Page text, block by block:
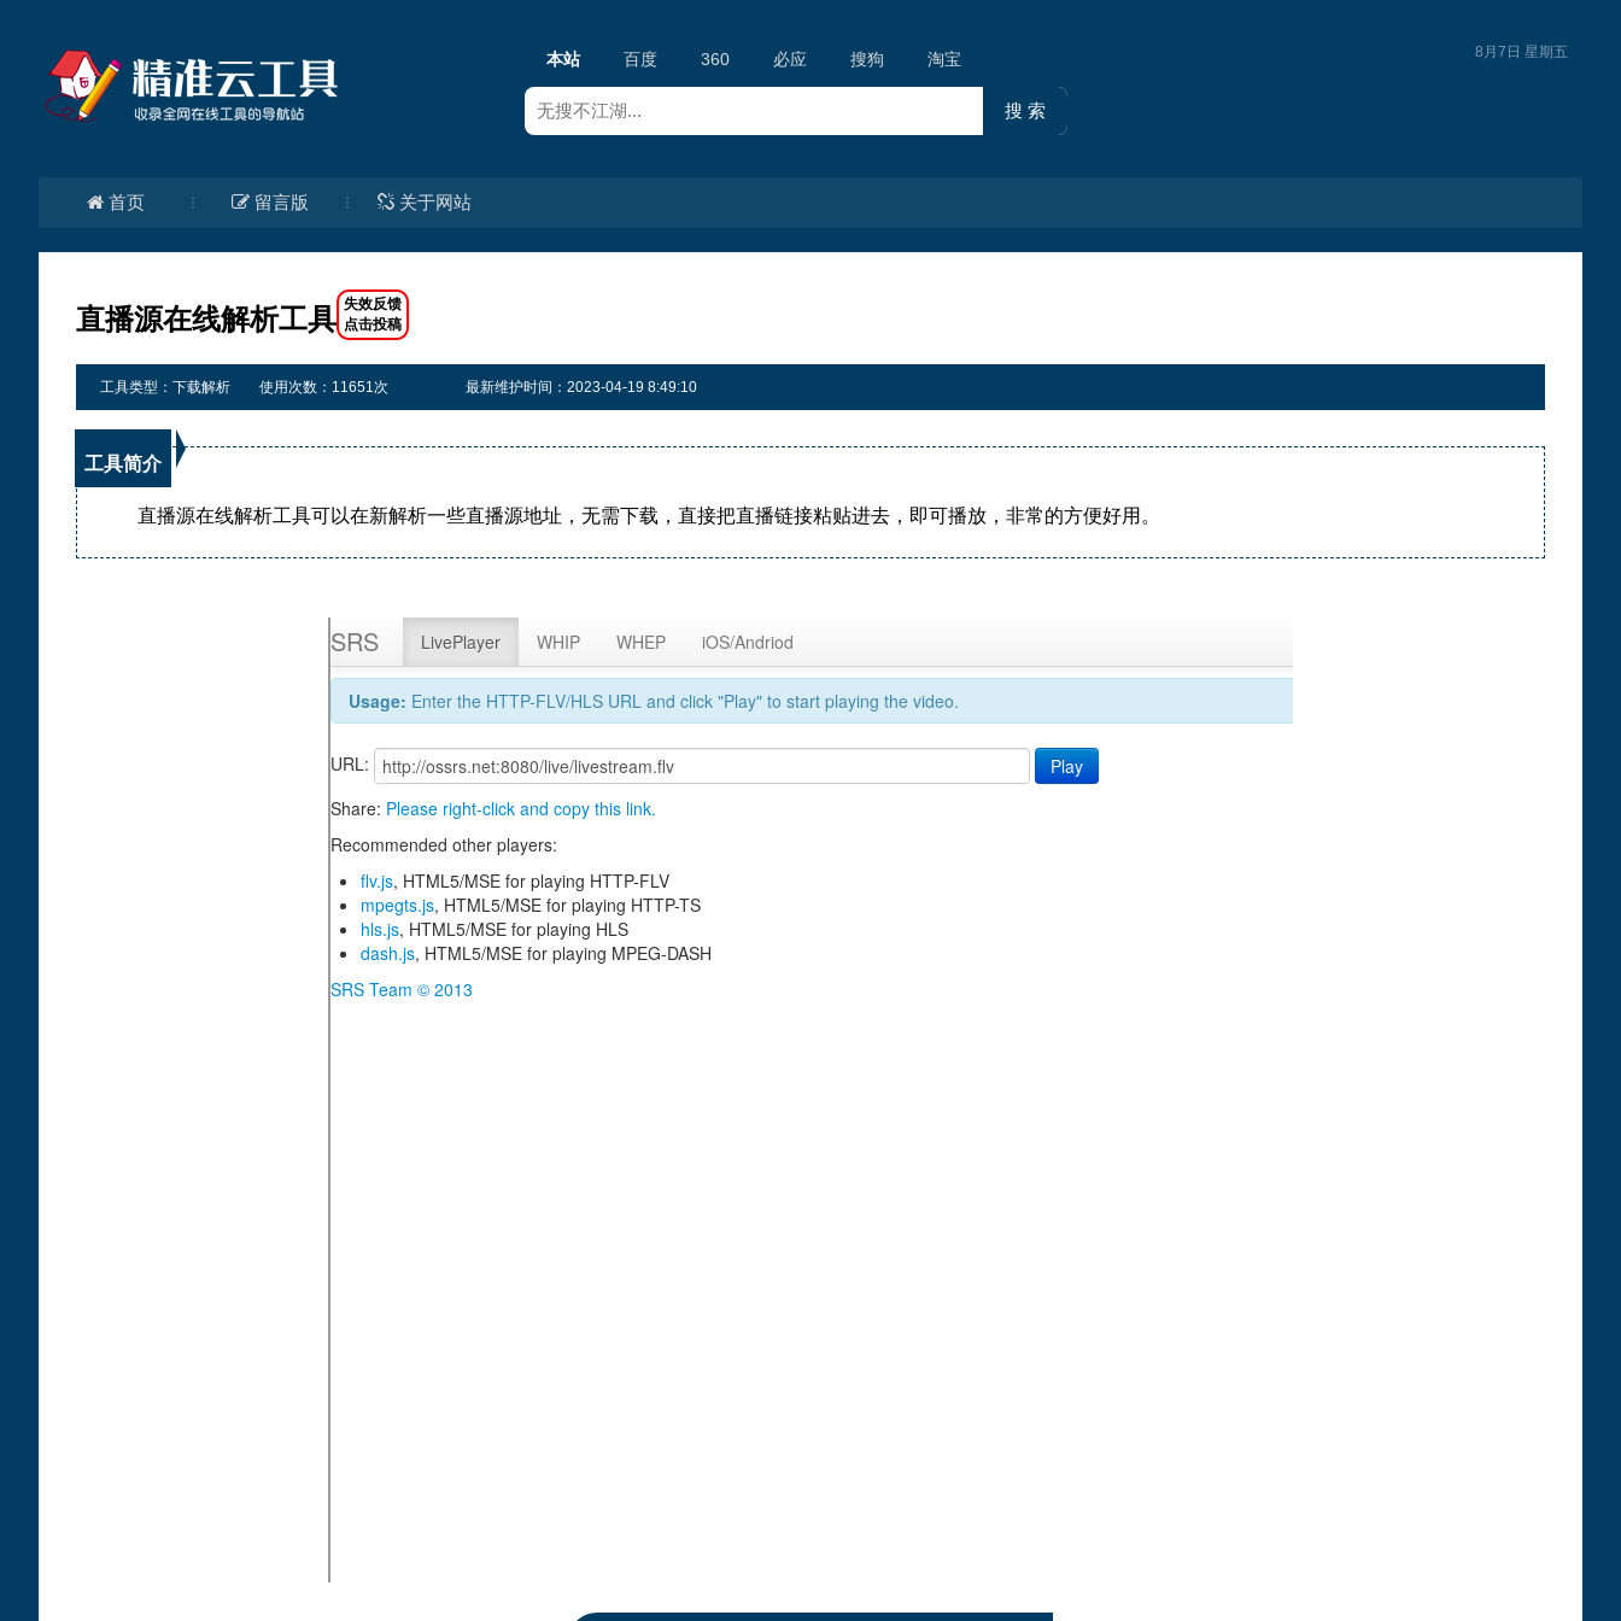
本站 百度 360 必应 搜狗 淘宝 8月7日 星期五
首页 留言版 关于网站
直播源在线解析工具
工具类型：下载解析 使用次数：11651次 最新维护时间：2023-04-19 8:49:10
工具简介
直播源在线解析工具可以在新解析一些直播源地址，无需下载，直接把直播链接粘贴进去，即可播放，非常的方便好用。